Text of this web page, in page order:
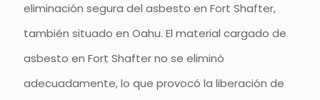
eliminación segura del asbesto en Fort Shafter,
también situado en Oahu. El material cargado de
asbesto en Fort Shafter no se eliminó
adecuadamente, lo que provocó la liberación de